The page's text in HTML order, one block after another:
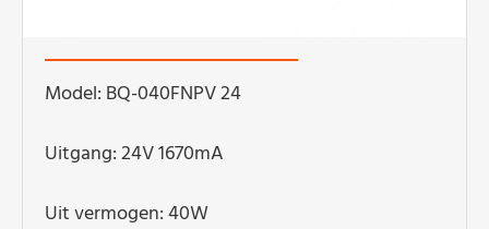
Model: BQ-040FNPV 24
Uitgang: 24V 1670mA
Uit vermogen: 40W